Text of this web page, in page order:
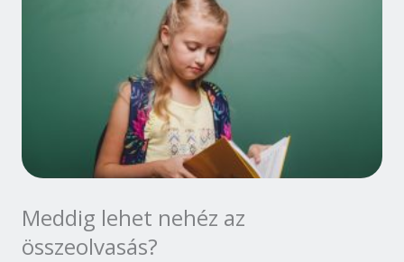
Meddig lehet nehéz az
összeolvasás?